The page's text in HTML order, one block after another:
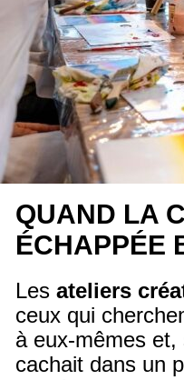
QUAND LA
ÉCHAPPÉE
Les ateliers
ceux qui
à eux-mêmes
cachait dans un